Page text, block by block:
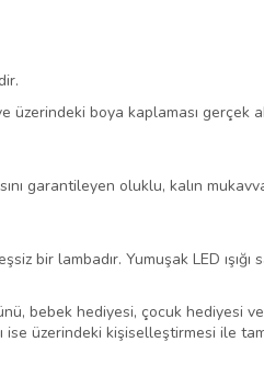
üzerindeki boya kaplaması gerçek
garantileyen oluklu, kalın
bir lambadır. Yumuşak LED ışığı
bebek hediyesi, çocuk hediyesi
ise üzerindeki kişiselleştirmesi ile